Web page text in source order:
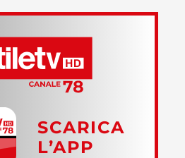
SCARICA
L’APP